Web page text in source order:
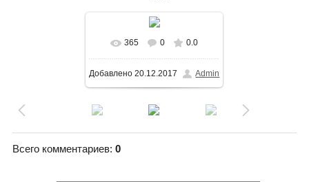
В реальном размере
800x1000/ 303.3Kb
365 0 0.0
Добавлено 20.12.2017 Admin
Всего комментариев: 0